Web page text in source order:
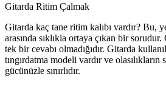
Gitarda Ritim Çalmak
Gitarda kaç tane ritim kalıbı vardır? Bu,
arasında sıklıkla ortaya çıkan bir
tek bir cevabı olmadığıdır. Gitarda
tıngırdatma modeli vardır ve olasılıkların
gücünüzle sınırlıdır.